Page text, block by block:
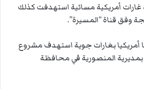
أمريكية مسائية استهدفت كذلك
قناة “المسيرة”.
أمريكيا بغارات جوية استهدف مشروع
المنصورية في محافظة